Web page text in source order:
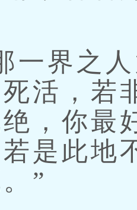
界之人
活，若
，你最
是此地
”